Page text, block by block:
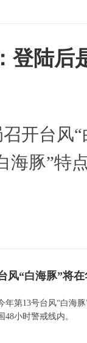
登陆
开台风
海豚”特
风“白海豚”将
年第13号台风“白海
48小时警戒线内。